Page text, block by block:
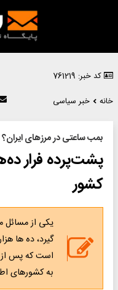
کد خبر: 761219
خانه
خبر سیاسی
بمب ساعتی در مرزهای ایران؟
پشت‌پرده فرار
کشور
یکی از مسائل
گیرد، ده ها
است که پس از
به کشورهای